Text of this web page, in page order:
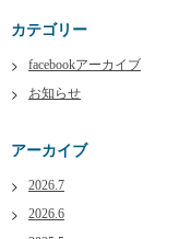
カテゴリー
facebookアーカイブ
お知らせ
アーカイブ
2026.7
2026.6